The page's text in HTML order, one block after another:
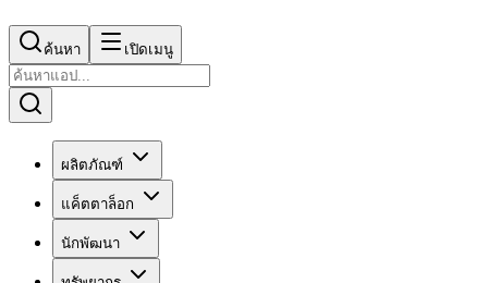
ค้นหา เปิดเมนู
ผลิตภัณฑ์
แค็ตตาล็อก
นักพัฒนา